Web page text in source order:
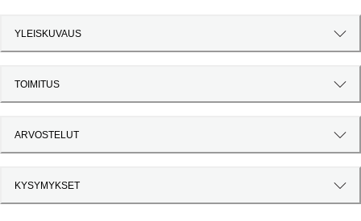
YLEISKUVAUS
TOIMITUS
ARVOSTELUT
KYSYMYKSET